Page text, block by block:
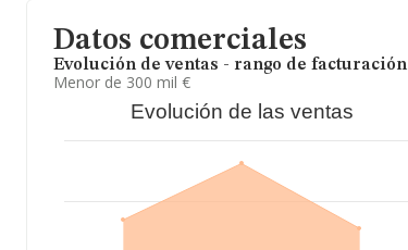
Datos comerciales
Evolución de ventas - rango de facturación
Menor de 300 mil €
Evolución de las ventas